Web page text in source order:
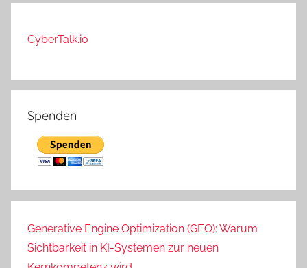
CyberTalk.io
Spenden
Generative Engine Optimization (GEO): Warum
Sichtbarkeit in KI-Systemen zur neuen